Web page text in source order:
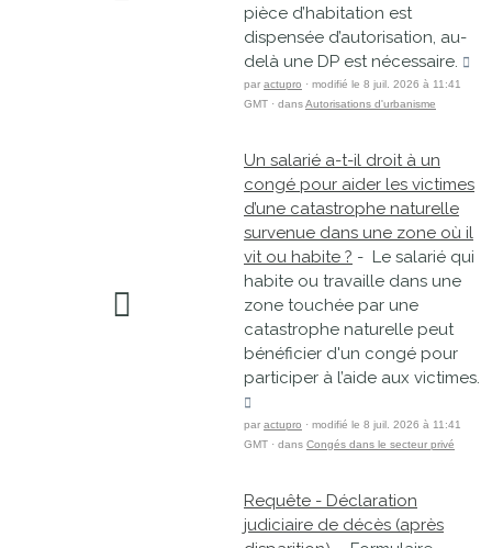
pièce d’habitation est
dispensée d’autorisation, au-
delà une DP est nécessaire.
par actupro · modifié le 8 juil. 2026 à 11:41
GMT · dansAutorisations d'urbanisme
Un salarié a-t-il droit à un
congé pour aider les victimes
d’une catastrophe naturelle
survenue dans une zone où il
vit ou habite ? - Le salarié qui
habite ou travaille dans une
zone touchée par une
catastrophe naturelle peut
bénéficier d'un congé pour
participer à l’aide aux victimes.
par actupro · modifié le 8 juil. 2026 à 11:41
GMT · dans Congés dans le secteur privé
Requête - Déclaration
judiciaire de décès (après